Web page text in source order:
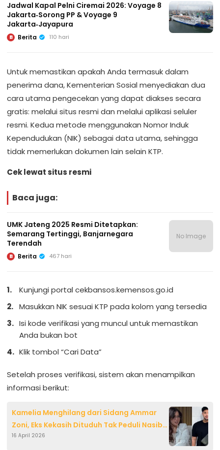
Jadwal Kapal Pelni Ciremai 2026: Voyage 8
Jakarta‑Sorong PP & Voyage 9
Jakarta‑Jayapura
B Berita 110 hari
Untuk memastikan apakah Anda termasuk dalam
penerima dana, Kementerian Sosial menyediakan dua
cara utama pengecekan yang dapat diakses secara
gratis: melalui situs resmi dan melalui aplikasi seluler
resmi. Kedua metode menggunakan Nomor Induk
Kependudukan (NIK) sebagai data utama, sehingga
tidak memerlukan dokumen lain selain KTP.
Cek lewat situs resmi
Baca juga:
UMK Jateng 2025 Resmi Ditetapkan:
Semarang Tertinggi, Banjarnegara
Terendah
B Berita 467 hari
No Image
Kunjungi portal cekbansos.kemensos.go.id
Masukkan NIK sesuai KTP pada kolom yang tersedia
Isi kode verifikasi yang muncul untuk memastikan
Anda bukan bot
Klik tombol “Cari Data”
Setelah proses verifikasi, sistem akan menampilkan
informasi berikut:
Kamelia Menghilang dari Sidang Ammar
Zoni, Eks Kekasih Dituduh Tak Peduli Nasib
Artis
16 April 2026